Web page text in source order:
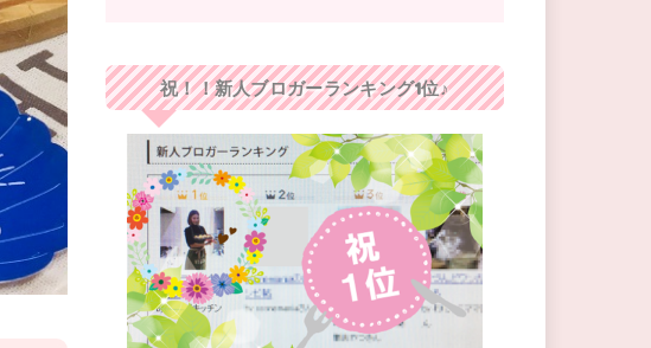
祝！！新人ブロガーランキング1位♪